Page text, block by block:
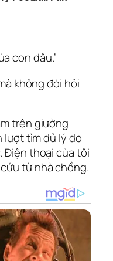
con dâu.”
không đòi hỏi
trên giường
lượt tìm đủ lý do
Điện thoại của tôi
từ nhà chồng.